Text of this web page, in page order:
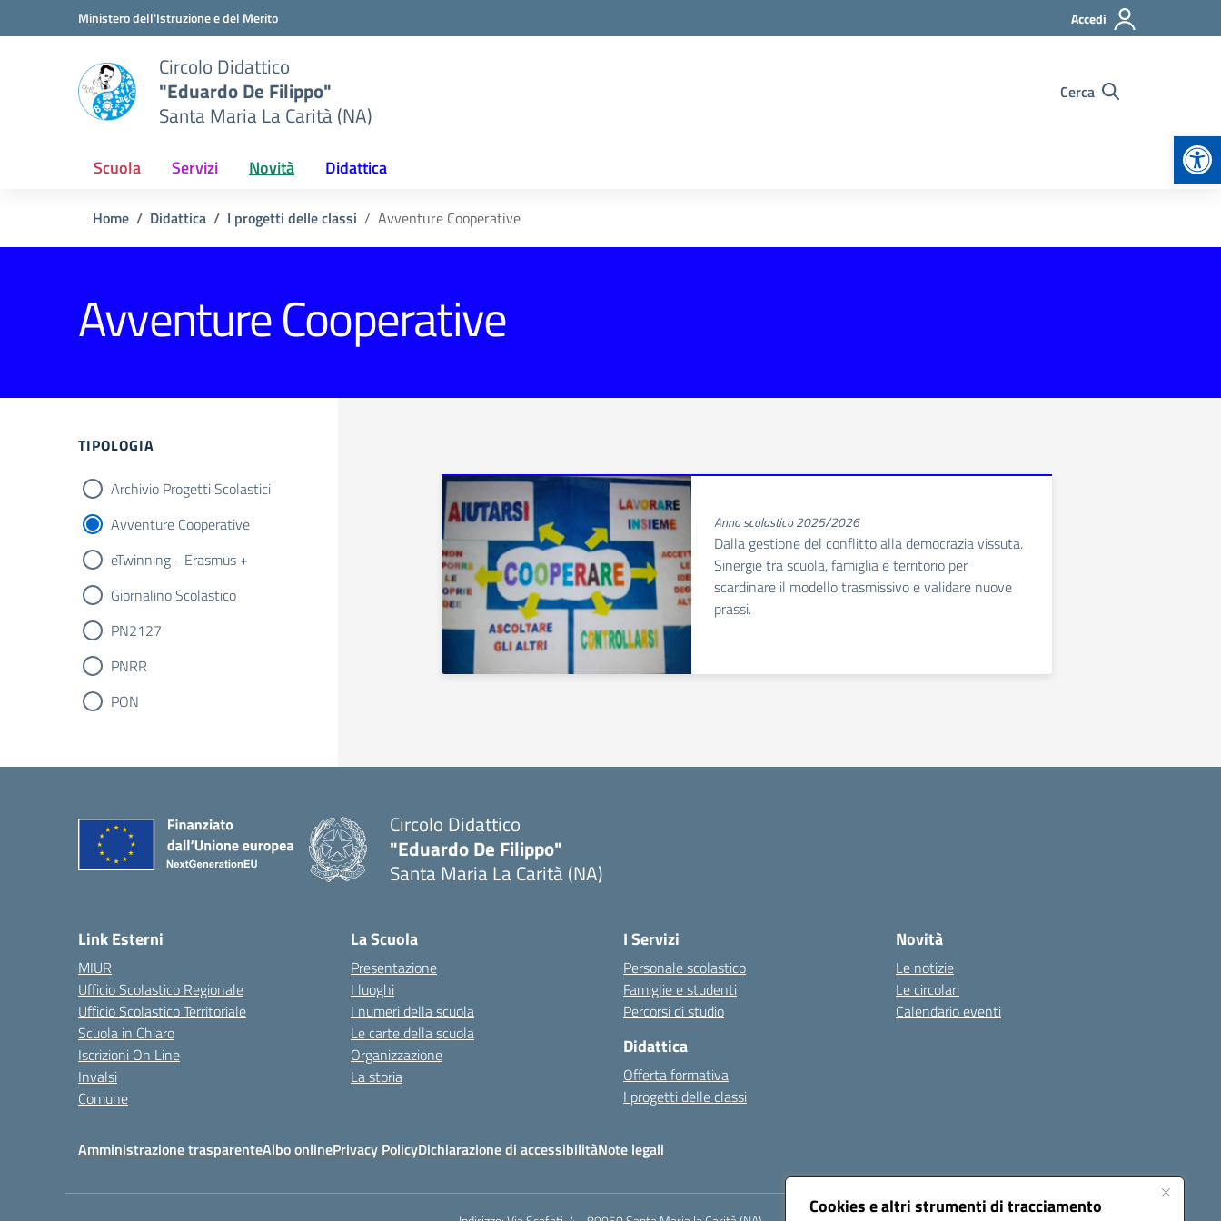
Cookies e altri strumenti di tracciamento
Vai ai contenuti
Vai al menu di navigazioneMinistero dell'Istruzione e del Merito Accedi
Circolo Didattico
"Eduardo De Filippo"
Santa Maria La Carità (NA)
Cerca
Scuola Servizi Novità Didattica
Home Didattica I progetti delle classi Avventure Cooperative
Avventure Cooperative
Filtri
TIPOLOGIA
Archivio Progetti Scolastici
Avventure Cooperative
eTwinning - Erasmus +
Giornalino Scolastico
PN2127
PNRR
PON
Anno scolastico 2025/2026
Dalla gestione del conflitto alla democrazia vissuta.
Sinergie tra scuola, famiglia e territorio per
scardinare il modello trasmissivo e validare nuove
prassi.
Circolo Didattico
"Eduardo De Filippo"
Santa Maria La Carità (NA)
Link Esterni
MIUR
Ufficio Scolastico Regionale
Ufficio Scolastico Territoriale
Scuola in Chiaro
Iscrizioni On Line
Invalsi
Comune
La Scuola
Presentazione
I luoghi
I numeri della scuola
Le carte della scuola
Organizzazione
La storia
I Servizi
Personale scolastico
Famiglie e studenti
Percorsi di studio
Didattica
Offerta formativa
I progetti delle classi
Novità
Le notizie
Le circolari
Calendario eventi
Amministrazione trasparenteAlbo onlinePrivacy PolicyDichiarazione di accessibilitàNote legali